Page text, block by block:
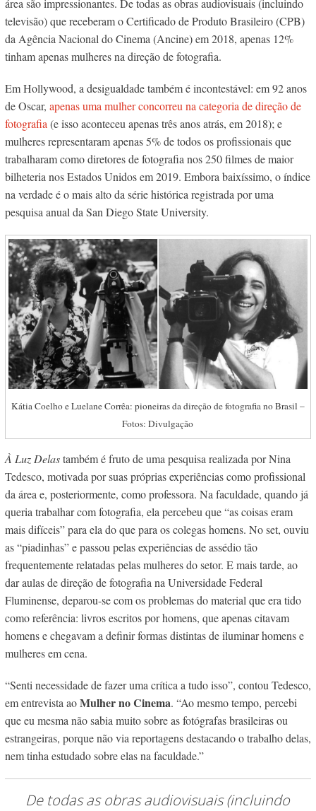
área são impressionantes. De todas as obras audiovisuais (incluindo
televisão) que receberam o Certificado de Produto Brasileiro (CPB)
da Agência Nacional do Cinema (Ancine) em 2018, apenas 12%
tinham apenas mulheres na direção de fotografia.
Em Hollywood, a desigualdade também é incontestável: em 92 anos
de Oscar, apenas uma mulher concorreu na categoria de direção de
fotografia (e isso aconteceu apenas três anos atrás, em 2018); e
mulheres representaram apenas 5% de todos os profissionais que
trabalharam como diretores de fotografia nos 250 filmes de maior
bilheteria nos Estados Unidos em 2019. Embora baixíssimo, o índice
na verdade é o mais alto da série histórica registrada por uma
pesquisa anual da San Diego State University.
Kátia Coelho e Luelane Corrêa: pioneiras da direção de fotografia no Brasil –
Fotos: Divulgação
À Luz Delastambém é fruto de uma pesquisa realizada por Nina
Tedesco, motivada por suas próprias experiências como profissional
da área e, posteriormente, como professora. Na faculdade, quando já
queria trabalhar com fotografia, ela percebeu que “as coisas eram
mais difíceis” para ela do que para os colegas homens. No set, ouviu
as “piadinhas” e passou pelas experiências de assédio tão
frequentemente relatadas pelas mulheres do setor. E mais tarde, ao
dar aulas de direção de fotografia na Universidade Federal
Fluminense, deparou-se com os problemas do material que era tido
como referência: livros escritos por homens, que apenas citavam
homens e chegavam a definir formas distintas de iluminar homens e
mulheres em cena.
“Senti necessidade de fazer uma crítica a tudo isso”, contou Tedesco,
em entrevista aoMulher no Cinema. “Ao mesmo tempo, percebi
que eu mesma não sabia muito sobre as fotógrafas brasileiras ou
estrangeiras, porque não via reportagens destacando o trabalho delas,
nem tinha estudado sobre elas na faculdade.”
De todas as obras audiovisuais (incluindo